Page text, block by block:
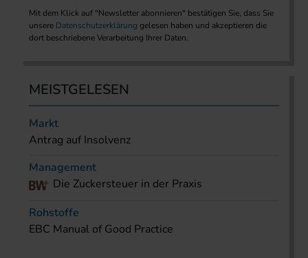
Mit dem Klick auf "Newsletter abonnieren" bestätigen Sie, dass Sie
unsere Datenschutzerklärung gelesen haben und akzeptieren die
dort beschriebene Verarbeitung Ihrer Daten.
MEISTGELESEN
Markt
Antrag auf Insolvenz
Management
Die Zuckersteuer in der Praxis
Rohstoffe
EBC Manual of Good Practice